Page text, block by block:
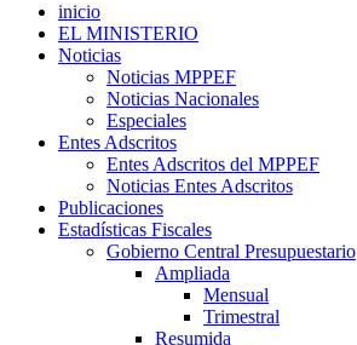
inicio
EL MINISTERIO
Noticias
Noticias MPPEF
Noticias Nacionales
Especiales
Entes Adscritos
Entes Adscritos del MPPEF
Noticias Entes Adscritos
Publicaciones
Estadísticas Fiscales
Gobierno Central Presupuestario
Ampliada
Mensual
Trimestral
Resumida